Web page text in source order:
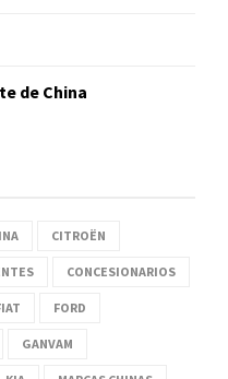
de China
CITROËN
CONCESIONARIOS
FORD
GANVAM